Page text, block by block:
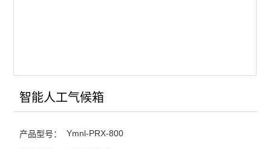
低温冷光源植物光照箱
智能人工气候箱
产品型号： Ymnl-PRX-800